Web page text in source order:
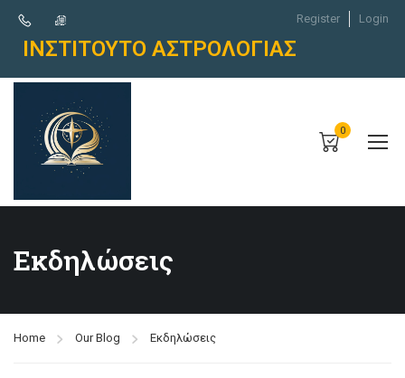
Register Login
ΙΝΣΤΙΤΟΥΤΟ ΑΣΤΡΟΛΟΓΙΑΣ
0
Εκδηλώσεις
Home Our Blog Εκδηλώσεις